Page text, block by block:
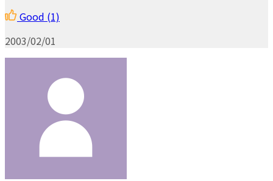
Good (1)
2003/02/01